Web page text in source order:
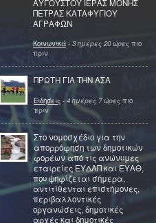
ΑΥΓΟΥΣΤΟΥ ΙΕΡΑΣ ΜΟΝΗΣ
ΠΕΤΡΑΣ ΚΑΤΑΦΥΓΙΟΥ
ΑΓΡΑΦΩΝ
Κοινωνικά - 3 ημέρες 20 ώρες πιο
πριν
ΠΡΩΤΗ ΓΙΑ ΤΗΝ ΑΣΑ
Ειδήσεις - 4 ημέρες 7 ώρες πιο
πριν
Στο νομοσχέδιο για την
απορρόφηση των δημοτικών
φορέων από τις ανώνυμες
εταιρείες ΕΥΔΑΠ και ΕΥΑΘ,
που ψηφίζεται σήμερα,
αντιτίθενται επιστήμονες,
περιβαλλοντικές
οργανώσεις, δημοτικές
αρχές και δημοτικές